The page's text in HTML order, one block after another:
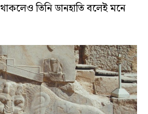
তিনি ডানহাতি বলেই মনে